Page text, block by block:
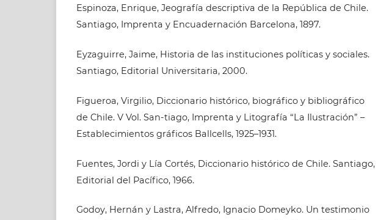
Espinoza, Enrique, Jeografía descriptiva de la República de Chile.
Santiago, Imprenta y Encuadernación Barcelona, 1897.
Eyzaguirre, Jaime, Historia de las instituciones políticas y sociales.
Santiago, Editorial Universitaria, 2000.
Figueroa, Virgilio, Diccionario histórico, biográfico y bibliográfico
de Chile. V Vol. San-tiago, Imprenta y Litografía “La Ilustración” –
Establecimientos gráficos Ballcells, 1925–1931.
Fuentes, Jordi y Lía Cortés, Diccionario histórico de Chile. Santiago,
Editorial del Pacífico, 1966.
Godoy, Hernán y Lastra, Alfredo, Ignacio Domeyko. Un testimonio